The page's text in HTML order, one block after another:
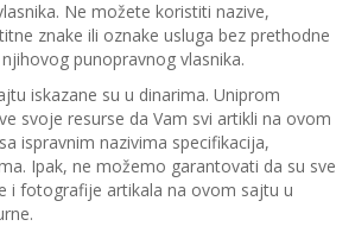
Ne možete koristiti nazive,
znake ili oznake usluga bez prethodne
punopravnog vlasnika.
iskazane su u dinarima. Uniprom
svoje resurse da Vam svi artikli na ovom
ispravnim nazivima specifikacija,
Ipak, ne možemo garantovati da su sve
i fotografije artikala na ovom sajtu u